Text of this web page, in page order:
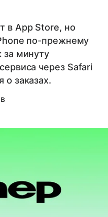
в App Store, но
по-прежнему
минуту
через Safari
о заказах.